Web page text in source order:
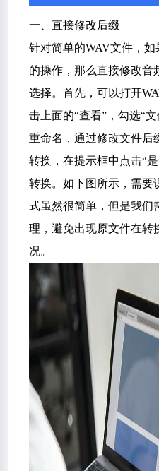
一、直接修改后缀
针对简单的WAV文件，
的操作，那么直接修改音
选择。首先，可以打开
击上面的“查看”，勾选“
重命名，通过修改文件后
转换，在提示框中点击“
转换。如下图所示，需要
式虽然很简单，但是我们
理，避免出现原文件在转
况。